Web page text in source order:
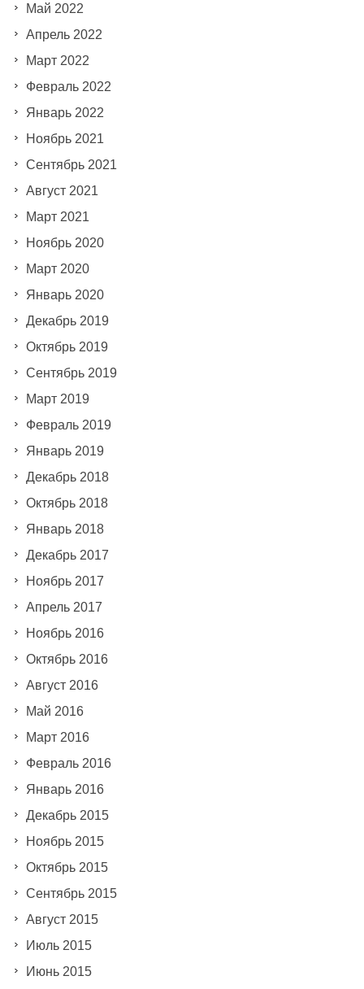
Май 2022
Апрель 2022
Март 2022
Февраль 2022
Январь 2022
Ноябрь 2021
Сентябрь 2021
Август 2021
Март 2021
Ноябрь 2020
Март 2020
Январь 2020
Декабрь 2019
Октябрь 2019
Сентябрь 2019
Март 2019
Февраль 2019
Январь 2019
Декабрь 2018
Октябрь 2018
Январь 2018
Декабрь 2017
Ноябрь 2017
Апрель 2017
Ноябрь 2016
Октябрь 2016
Август 2016
Май 2016
Март 2016
Февраль 2016
Январь 2016
Декабрь 2015
Ноябрь 2015
Октябрь 2015
Сентябрь 2015
Август 2015
Июль 2015
Июнь 2015